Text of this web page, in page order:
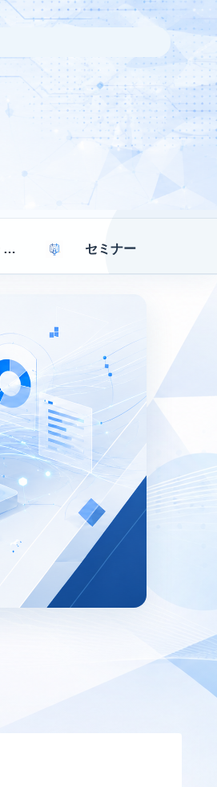
アクセス解析・効果測定 セミナー